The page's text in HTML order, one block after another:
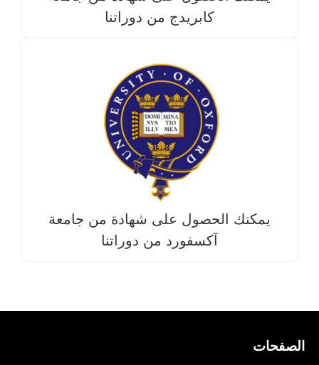
كابريدج من دوراتنا
يمكنك الحصول على شهادة من جامعة
آکسفورد من دوراتنا
الصفحات